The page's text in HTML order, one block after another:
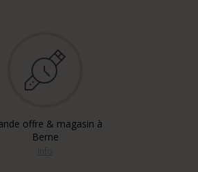
offre & magasin à
Berne